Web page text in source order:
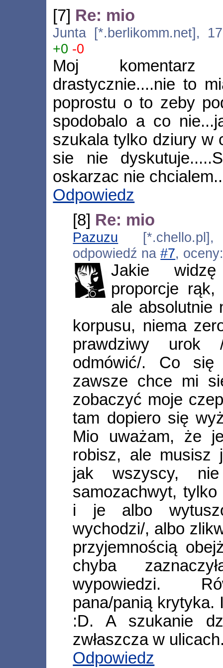
[7] Re: mio
Junta [*.berlikomm.net],
+0 -0
Moj komentarz
drastycznie....nie to
poprostu o to zeby
spodobalo a co
szukala tylko dziury w
sie nie
oskarzac nie
Odpowiedz
[8] Re: mio
Pazuzu [*.chello.pl],
odpowiedź na#7,
Jakie
proporcje
ale absolutnie
korpusu, niema
prawdziwy urok
odmówić/. Co
zawsze chce mi
zobaczyć moje
tam dopiero się
Mio uważam, że
robisz, ale musisz
jak wszyscy,
samozachwyt,
i je albo
wychodzi/, albo
przyjemnością
chyba
wypowiedzi.
pana/panią krytyka.
:D. A szukanie
zwłaszcza w
Odpowiedz